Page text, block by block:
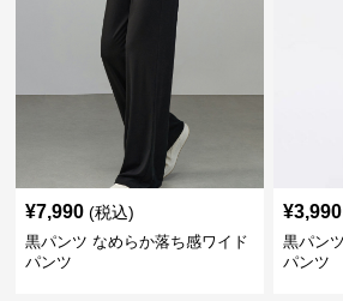
¥7,990 (税込)
黒パンツ なめらか落ち感ワイド
パンツ
¥3,990
黒パン
パンツ